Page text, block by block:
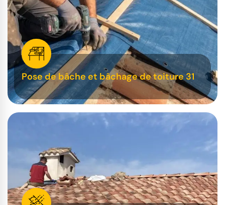
Pose de bâche et bâchage de toiture 31